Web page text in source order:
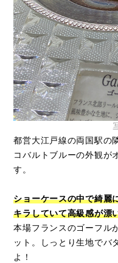
都営大江戸線の両国駅の
コバルトブルーの外観が
す。
ショーケースの中で綺麗
キラしていて高級感が漂
本場フランスのゴーフル
ット。しっとり生地でバ
よ！